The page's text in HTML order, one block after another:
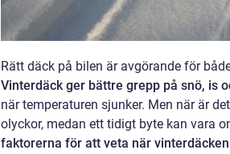
Rätt däck på bilen är avgörande för
Vinterdäck ger bättre grepp på snö, is
när temperaturen sjunker. Men när är
olyckor, medan ett tidigt byte kan vara
faktorerna för att veta när